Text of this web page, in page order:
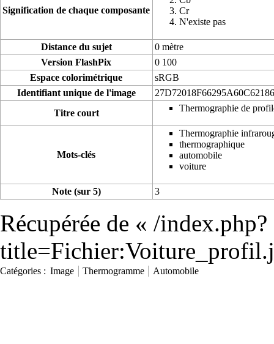
Signification de chaque composante
Cr
N'existe pas
Distance du sujet
0 mètre
Version FlashPix
0 100
Espace colorimétrique
sRGB
Identifiant unique de l'image
Titre court
Thermographie de
Mots-clés
Thermographie
thermographique
automobile
voiture
Note (sur 5) 3
Récupérée de « /index.php?
Catégories : Image Thermogramme Automobile